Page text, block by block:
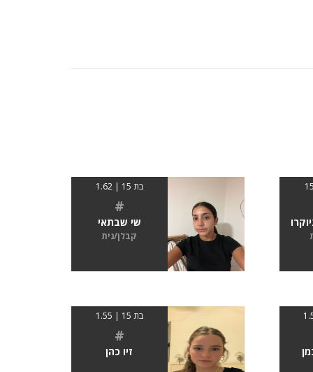
בת 15 | 1.62
#
שי שבתאי
קבלן/נית
בת 15 | 1.55
#
זיו כהן